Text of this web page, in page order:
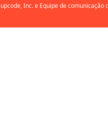
Inc. e Equipe de comunicação